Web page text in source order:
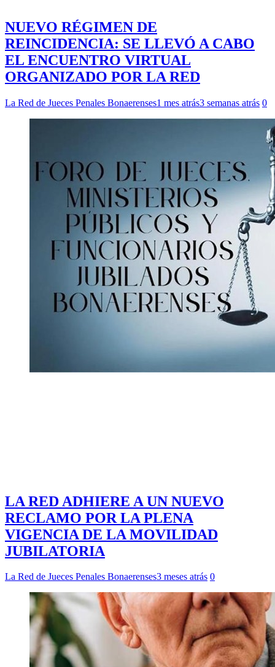
NUEVO RÉGIMEN DE
REINCIDENCIA: SE LLEVÓ A CABO
EL ENCUENTRO VIRTUAL
ORGANIZADO POR LA RED
La Red de Jueces Penales Bonaerenses1 mes atrás3 semanas atrás 0
LA RED ADHIERE A UN NUEVO
RECLAMO POR LA PLENA
VIGENCIA DE LA MOVILIDAD
JUBILATORIA
La Red de Jueces Penales Bonaerenses3 meses atrás 0